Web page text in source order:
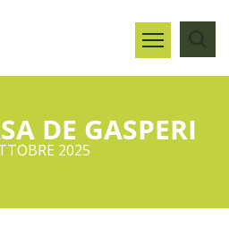
DE GASPERI
2025